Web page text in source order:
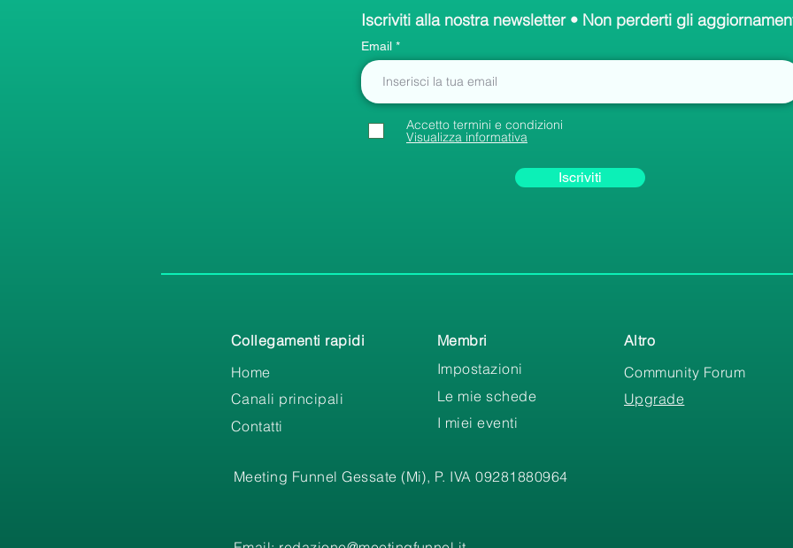
Iscriviti alla nostra newsletter • Non perderti gli
Email
Accetto termini e condizioni
Visualizza informativa
Iscriviti
Collegamenti rapidi
Home
Canali principali
Contatti
Membri
Impostazioni
Le mie schede
I miei eventi
Altro
Community Forum
Upgrade
Meeting Funnel Gessate (Mi), P. IVA 09281880964